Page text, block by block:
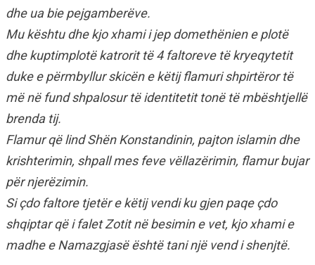
dhe ua bie pejgamberëve.
Mu kështu dhe kjo xhami i jep domethënien e plotë
dhe kuptimplotë katrorit të 4 faltoreve të kryeqytetit
duke e përmbyllur skicën e këtij flamuri shpirtëror të
më në fund shpalosur të identitetit tonë të mbështjellë
brenda tij.
Flamur që lind Shën Konstandinin, pajton islamin dhe
krishterimin, shpall mes feve vëllazërimin, flamur bujar
për njerëzimin.
Si çdo faltore tjetër e këtij vendi ku gjen paqe çdo
shqiptar që i falet Zotit në besimin e vet, kjo xhami e
madhe e Namazgjasë është tani një vend i shenjtë.